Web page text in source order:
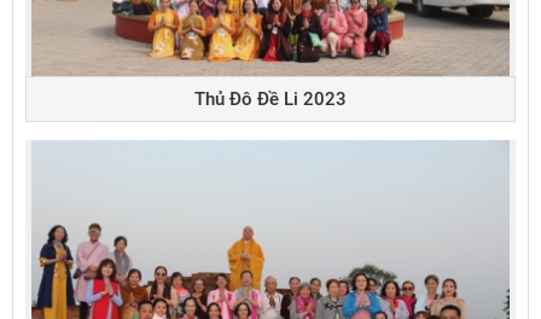
Thủ Đô Đề Li 2023